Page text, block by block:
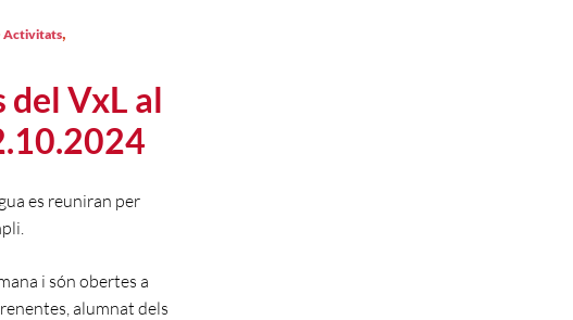
VxL al
Activitats,
es reuniran per
i són obertes a
alumnat dels